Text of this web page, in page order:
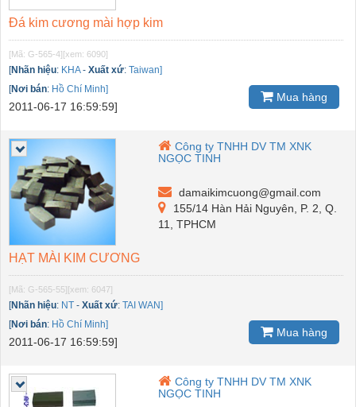
Đá kim cương mài hợp kim
[Mã: G-565-4][xem: 6090]
[Nhãn hiệu: KHA- Xuất xứ: Taiwan]
[Nơi bán: Hồ Chí Minh]
2011-06-17 16:59:59]
Mua hàng
Công ty TNHH DV TM XNK
NGỌC TINH
damaikimcuong@gmail.com
155/14 Hàn Hải Nguyên, P. 2, Q.
11, TPHCM
HẠT MÀI KIM CƯƠNG
[Mã: G-565-55][xem: 6047]
[Nhãn hiệu: NT - Xuất xứ: TAI WAN]
[Nơi bán: Hồ Chí Minh]
2011-06-17 16:59:59]
Mua hàng
Công ty TNHH DV TM XNK
NGỌC TINH